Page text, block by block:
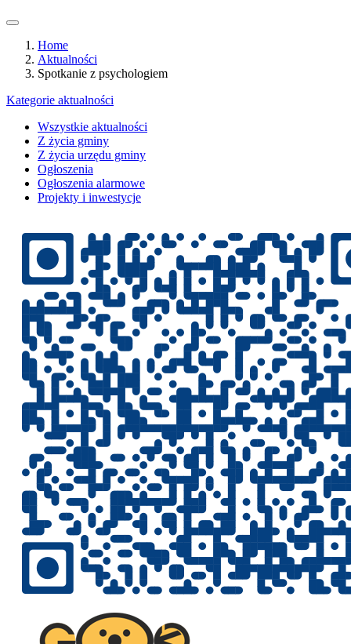
Home
Aktualności
Spotkanie z psychologiem
Kategorie aktualności
Wszystkie aktualności
Z życia gminy
Z życia urzędu gminy
Ogłoszenia
Ogłoszenia alarmowe
Projekty i inwestycje